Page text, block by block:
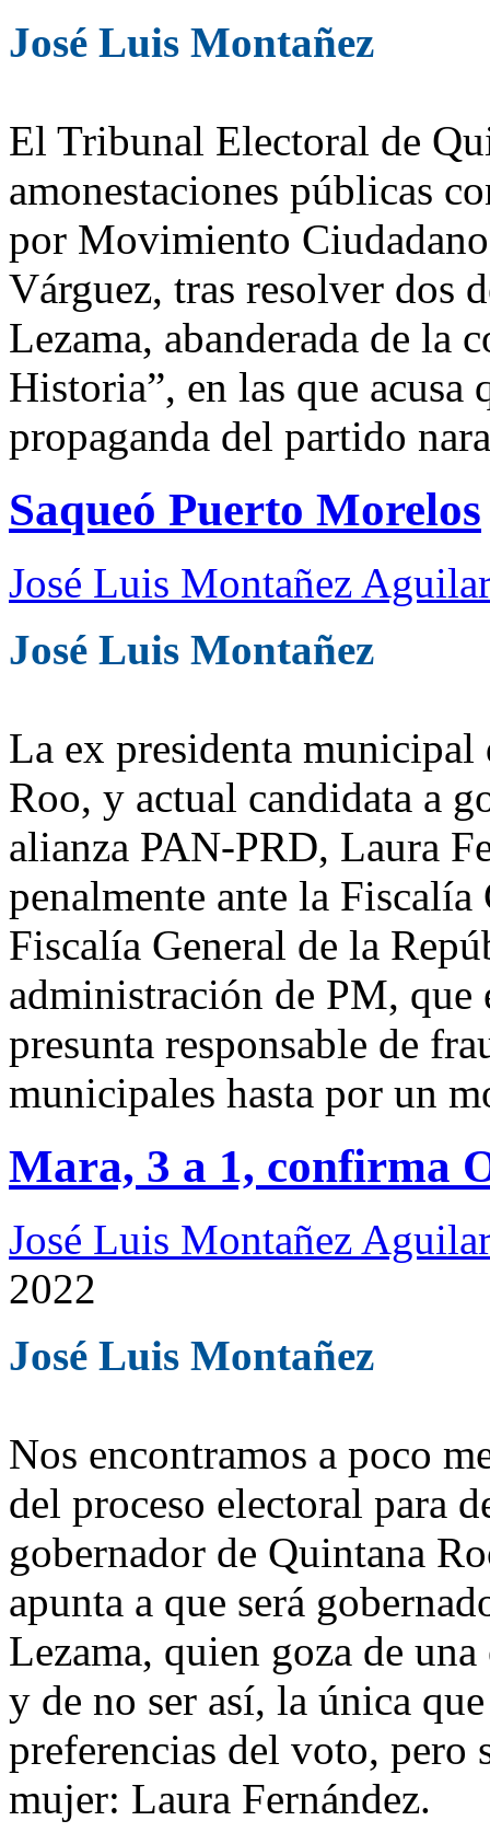
José Luis Montañez
El Tribunal Electoral de
amonestaciones públicas
por Movimiento
Várguez, tras resolver dos
Lezama, abanderada de la
Historia”, en las que acusa
propaganda del partido
Saqueó Puerto Morelos
José Luis Montañez Aguilar
José Luis Montañez
La ex presidenta
Roo, y actual candidata a
alianza PAN-PRD, Laura
penalmente ante la
Fiscalía General de la
administración de PM, que
presunta responsable de
municipales hasta por un
Mara, 3 a 1, confirma
José Luis Montañez Aguilar
2022
José Luis Montañez
Nos encontramos a poco
del proceso electoral para
gobernador de Quintana
apunta a que será
Lezama, quien goza de
y de no ser así, la única
preferencias del voto, pero
mujer: Laura Fernández.